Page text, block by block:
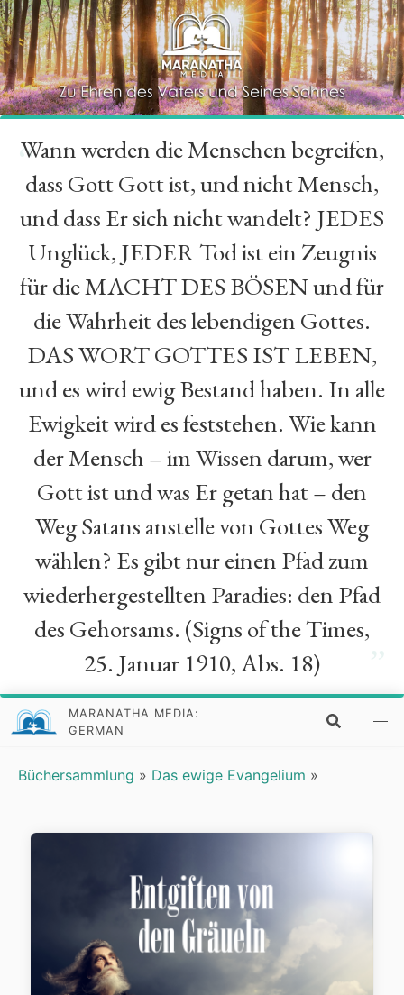
“
Wann werden die Menschen begreifen,
dass Gott Gott ist, und nicht Mensch,
und dass Er sich nicht wandelt? JEDES
Unglück, JEDER Tod ist ein Zeugnis
für die MACHT DES BÖSEN und für
die Wahrheit des lebendigen Gottes.
DAS WORT GOTTES IST LEBEN,
und es wird ewig Bestand haben. In alle
Ewigkeit wird es feststehen. Wie kann
der Mensch – im Wissen darum, wer
Gott ist und was Er getan hat – den
Weg Satans anstelle von Gottes Weg
wählen? Es gibt nur einen Pfad zum
wiederhergestellten Paradies: den Pfad
des Gehorsams. (Signs of the Times,
25. Januar 1910, Abs. 18)
MARANATHA MEDIA:
GERMAN
Büchersammlung » Das ewige Evangelium »